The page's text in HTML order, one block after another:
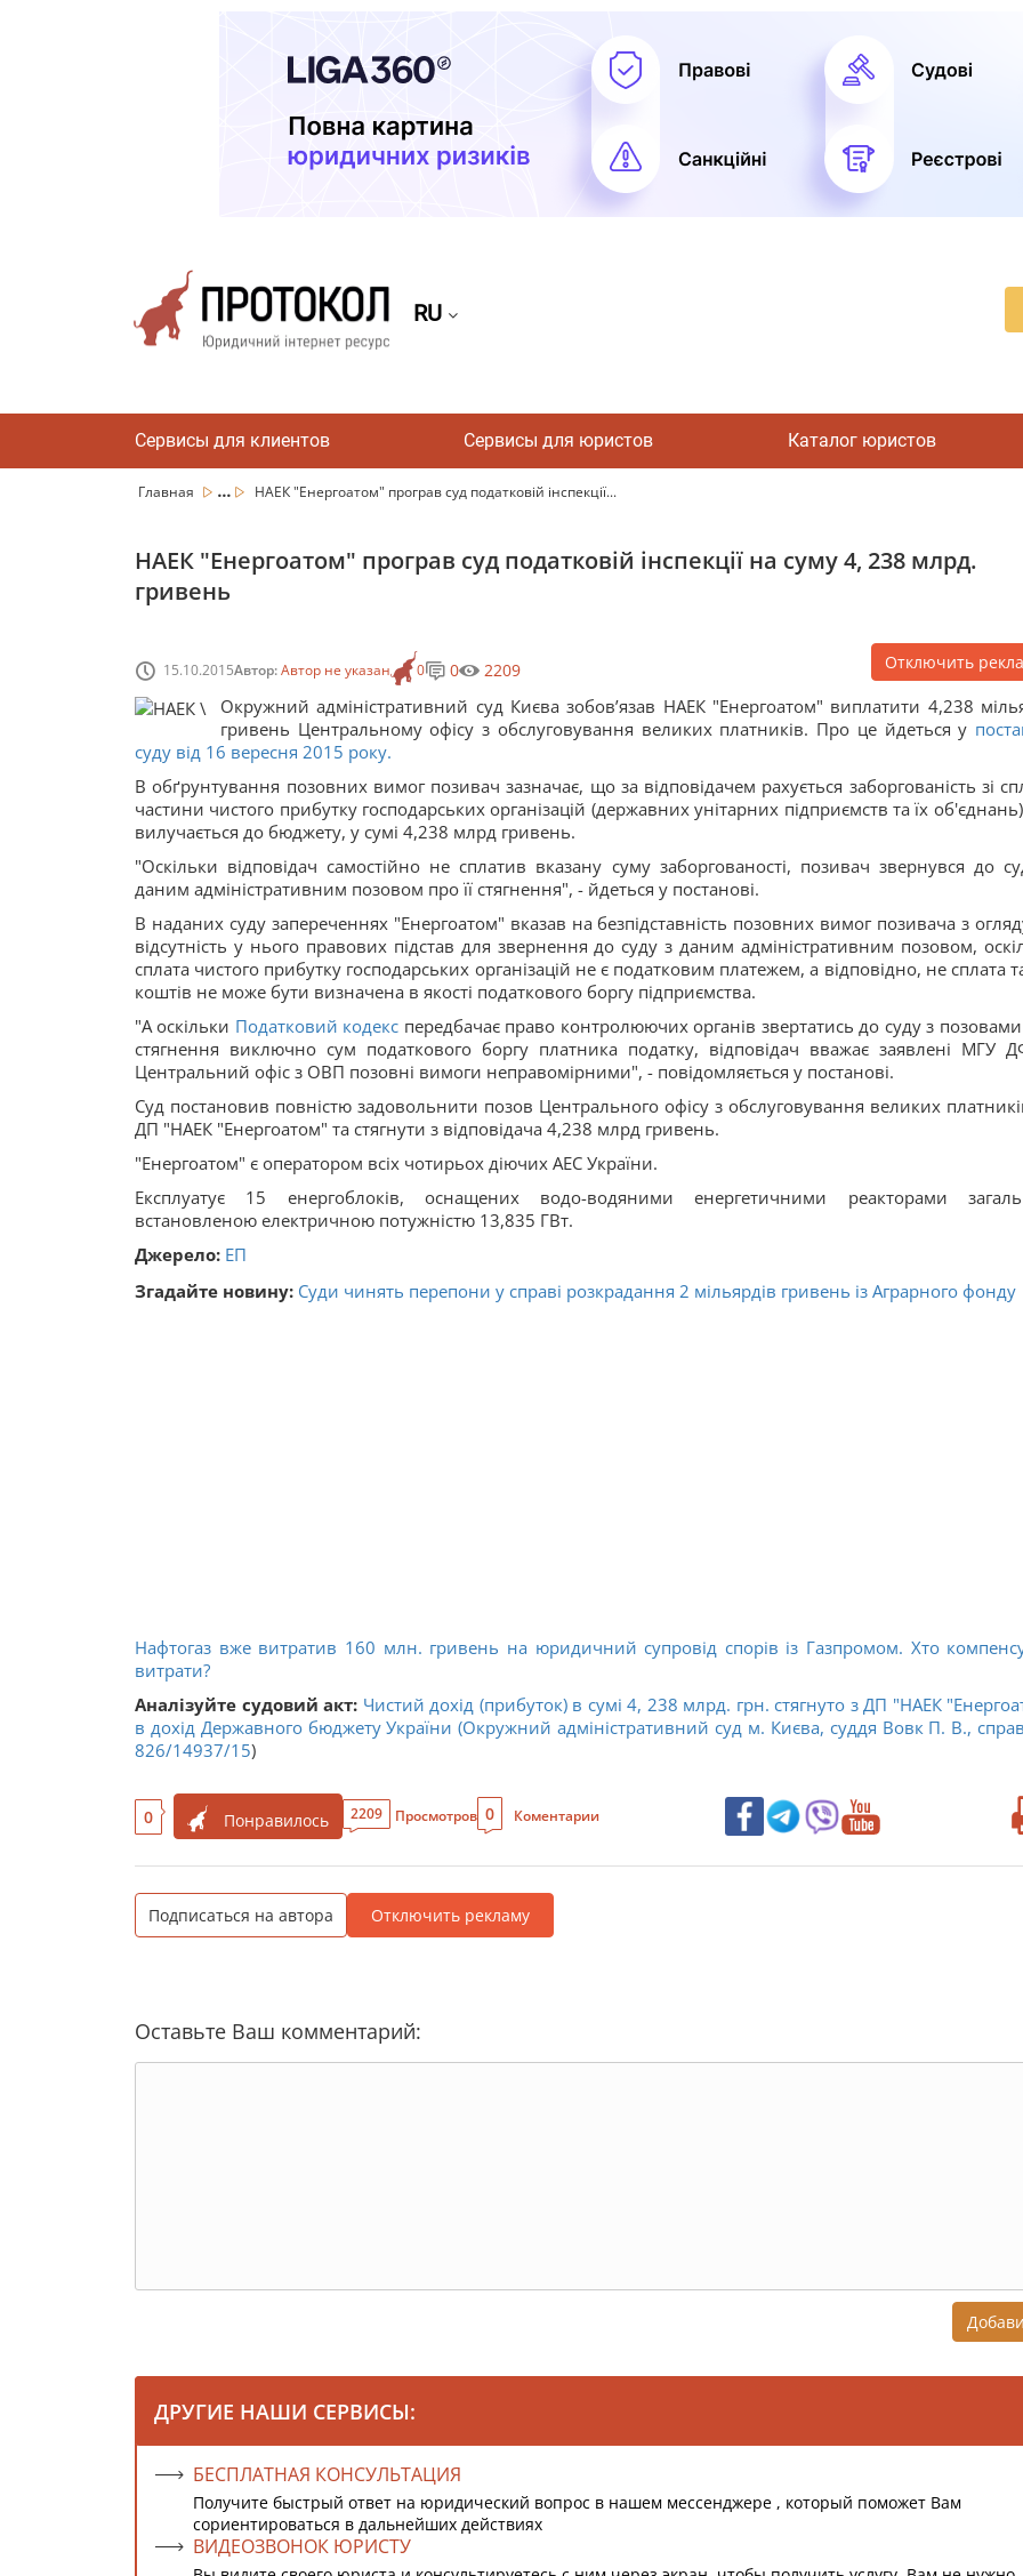
RU
Сервисы для клиентов Сервисы для юристов Каталог юристов
Главная ... НАЕК "Енергоатом" програв суд податковій інспекції...
НАЕК "Енергоатом" програв суд податковій інспекції на суму 4, 238 млрд.
гривень
15.10.2015Автор:Автор не указан 0 0 2209 Отключить
Окружний адміністративний суд Києва зобов’язав НАЕК "Енергоатом" виплатити 4,238
гривень Центральному офісу з обслуговування великих платників. Про це йдеться у
суду від 16 вересня 2015 року.
В обґрунтування позовних вимог позивач зазначає, що за відповідачем рахується заборгованість зі
частини чистого прибутку господарських організацій (державних унітарних підприємств та їх
вилучається до бюджету, у сумі 4,238 млрд гривень.
"Оскільки відповідач самостійно не сплатив вказану суму заборгованості, позивач звернувся до
даним адміністративним позовом про її стягнення", - йдеться у постанові.
В наданих суду запереченнях "Енергоатом" вказав на безпідставність позовних вимог позивача з
відсутність у нього правових підстав для звернення до суду з даним адміністративним позовом,
сплата чистого прибутку господарських організацій не є податковим платежем, а відповідно, не сплата
коштів не може бути визначена в якості податкового боргу підприємства.
"А оскільки Податковий кодекс передбачає право контролюючих органів звертатись до суду з
стягнення виключно сум податкового боргу платника податку, відповідач вважає заявлені МГУ
Центральний офіс з ОВП позовні вимоги неправомірними", - повідомляється у постанові.
Суд постановив повністю задовольнити позов Центрального офісу з обслуговування великих
ДП "НАЕК "Енергоатом" та стягнути з відповідача 4,238 млрд гривень.
"Енергоатом" є оператором всіх чотирьох діючих АЕС України.
Експлуатує 15 енергоблоків, оснащених водо-водяними енергетичними реакторами
встановленою електричною потужністю 13,835 ГВт.
Джерело: ЕП
Згадайте новину: Суди чинять перепони у справі розкрадання 2 мільярдів гривень із Аграрного фонду
Нафтогаз вже витратив 160 млн. гривень на юридичний супровід спорів із Газпромом. Хто
витрати?
Аналізуйте судовий акт: Чистий дохід (прибуток) в сумі 4, 238 млрд. грн. стягнуто з ДП "НАЕК
в дохід Державного бюджету України (Окружний адміністративний суд м. Києва, суддя Вовк П. В.,
826/14937/15)
0 Понравилось 2209 Просмотров 0 Коментарии
Подписаться на автора Отключить рекламу
Оставьте Ваш комментарий:
ДРУГИЕ НАШИ СЕРВИСЫ:
БЕСПЛАТНАЯ КОНСУЛЬТАЦИЯ
Получите быстрый ответ на юридический вопрос в нашем мессенджере , который поможет Вам
сориентироваться в дальнейших действиях
ВИДЕОЗВОНОК ЮРИСТУ